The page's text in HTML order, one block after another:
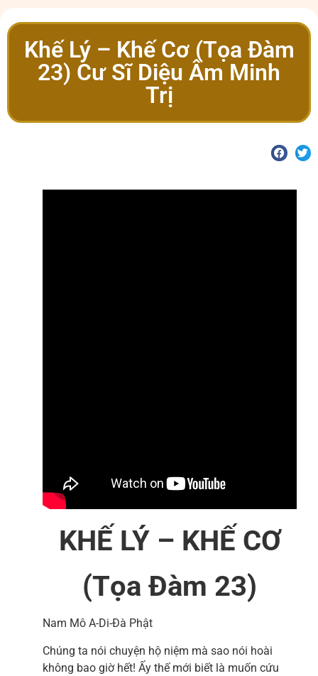
Khế Lý – Khế Cơ (Tọa Đàm
23) Cư Sĩ Diệu Âm Minh
Trị
KHẾ LÝ – KHẾ CƠ
(Tọa Đàm 23)
Nam Mô A-Di-Đà Phật
Chúng ta nói chuyện hộ niệm mà sao nói hoài
không bao giờ hết! Ấy thế mới biết là muốn cứu